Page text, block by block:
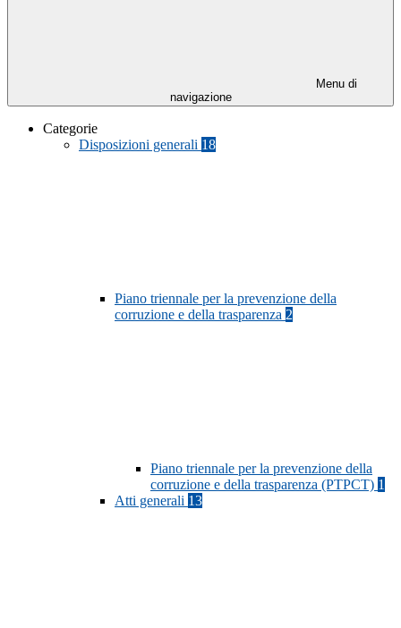
Menu di
navigazione
Categorie
Disposizioni generali 18
Piano triennale per la prevenzione della
corruzione e della trasparenza 2
Piano triennale per la prevenzione della
corruzione e della trasparenza (PTPCT) 1
Atti generali 13